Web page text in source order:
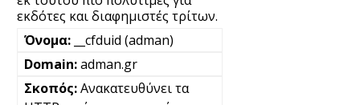
εκδότες και διαφημιστές τρίτων.
__cfduid (adman)
adman.gr
Ανακατευθύνει τα